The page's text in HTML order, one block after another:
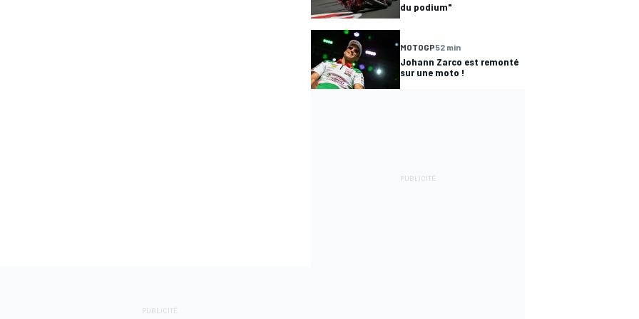
du podium"
MOTOGP52 min
Johann Zarco est remonté
sur une moto !